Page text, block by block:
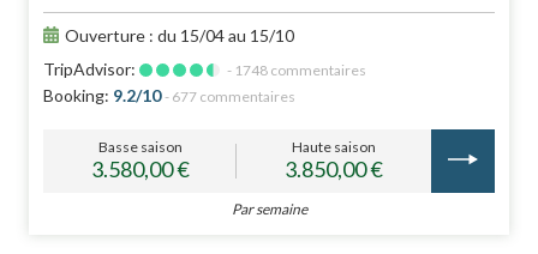
Ouverture : du 15/04 au 15/10
TripAdvisor:
- 1748 commentaires
Booking: 9.2/10 - 677 commentaires
Basse saison
3.580,00 €
Haute saison
3.850,00 €
Par semaine